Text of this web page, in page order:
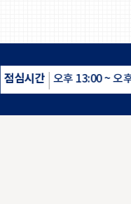
수면다원검사실은 365일